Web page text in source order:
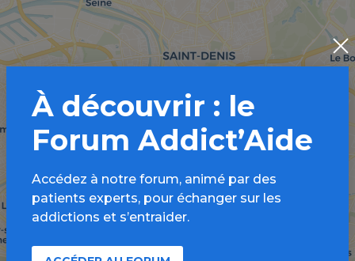
À découvrir : le
Forum Addict’Aide
Accédez à notre forum, animé par des
patients experts, pour échanger sur les
addictions et s’entraider.